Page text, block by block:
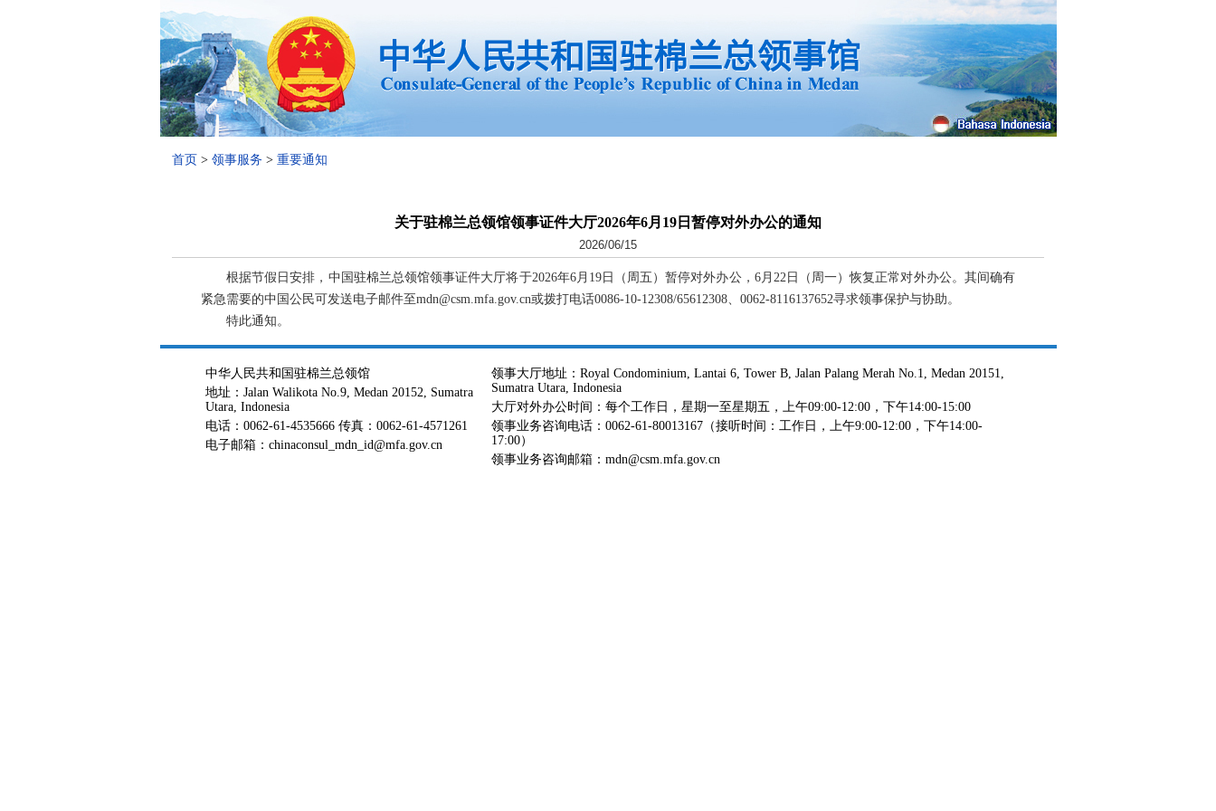
首页 > 领事服务 > 重要通知
关于驻棉兰总领馆领事证件大厅2026年6月19日暂停对外办公的通知
2026/06/15
根据节假日安排，中国驻棉兰总领馆领事证件大厅将于2026年6月19日（周五）暂停对外办公，6月22日（周一）恢复正常对外办公。其间确有
紧急需要的中国公民可发送电子邮件至mdn@csm.mfa.gov.cn或拨打电话0086-10-12308/65612308、0062-8116137652寻求领事保护与协助。
特此通知。
中华人民共和国驻棉兰总领馆
地址：Jalan Walikota No.9, Medan 20152, Sumatra
Utara, Indonesia
电话：0062-61-4535666 传真：0062-61-4571261
电子邮箱：chinaconsul_mdn_id@mfa.gov.cn
领事大厅地址：Royal Condominium, Lantai 6, Tower B, Jalan Palang Merah No.1, Medan 20151,
Sumatra Utara, Indonesia
大厅对外办公时间：每个工作日，星期一至星期五，上午09:00-12:00，下午14:00-15:00
领事业务咨询电话：0062-61-80013167（接听时间：工作日，上午9:00-12:00，下午14:00-
17:00）
领事业务咨询邮箱：mdn@csm.mfa.gov.cn